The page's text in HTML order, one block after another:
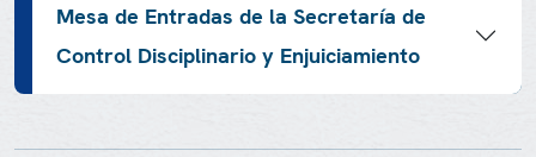
Mesa de Entradas de la Secretaría de
Control Disciplinario y Enjuiciamiento